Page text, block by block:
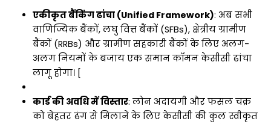
एकीकृत बैंकिंग ढांचा (Unified Framework): अब सभी
वाणिज्यिक बैंकों, लघु वित्त बैंकों (SFBs), क्षेत्रीय ग्रामीण
बैंकों (RRBs) और ग्रामीण सहकारी बैंकों के लिए अलग-
अलग नियमों के बजाय एक समान कॉमन केसीसी ढांचा
लागू होगा। [
कार्ड की अवधि में विस्तार: लोन अदायगी और फसल चक्र
को बेहतर ढंग से मिलाने के लिए केसीसी की कुल स्वीकृत